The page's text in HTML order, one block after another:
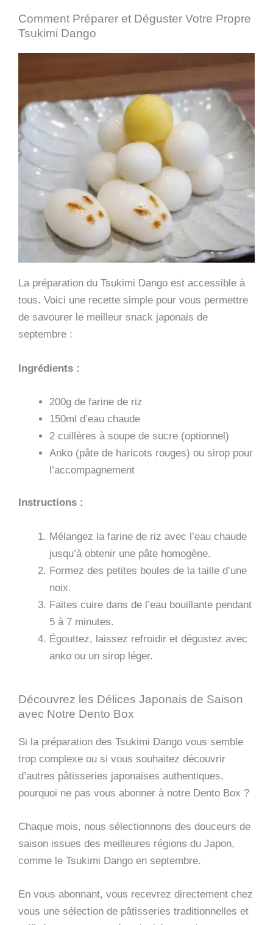
Comment Préparer et Déguster Votre Propre
Tsukimi Dango
La préparation du Tsukimi Dango est accessible à
tous. Voici une recette simple pour vous permettre
de savourer le meilleur snack japonais de
septembre :
Ingrédients :
200g de farine de riz
150ml d’eau chaude
2 cuillères à soupe de sucre (optionnel)
Anko (pâte de haricots rouges) ou sirop pour
l’accompagnement
Instructions :
Mélangez la farine de riz avec l’eau chaude
jusqu’à obtenir une pâte homogène.
Formez des petites boules de la taille d’une
noix.
Faites cuire dans de l’eau bouillante pendant
5 à 7 minutes.
Égouttez, laissez refroidir et dégustez avec
anko ou un sirop léger.
Découvrez les Délices Japonais de Saison
avec Notre Dento Box
Si la préparation des Tsukimi Dango vous semble
trop complexe ou si vous souhaitez découvrir
d’autres pâtisseries japonaises authentiques,
pourquoi ne pas vous abonner à notre Dento Box ?
Chaque mois, nous sélectionnons des douceurs de
saison issues des meilleures régions du Japon,
comme le Tsukimi Dango en septembre.
En vous abonnant, vous recevrez directement chez
vous une sélection de pâtisseries traditionnelles et